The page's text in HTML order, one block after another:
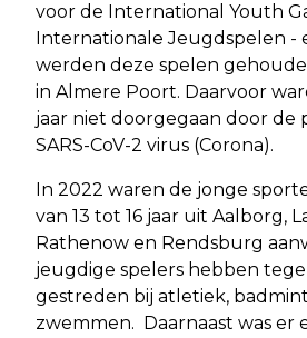
voor de International Youth
Internationale Jeugdspelen -
werden deze spelen
in Almere Poort. Daarvoor
jaar niet doorgegaan door de
SARS-CoV-2 virus (Corona).
In 2022 waren de jonge
van 13 tot 16 jaar uit Aalborg,
Rathenow en Rendsburg
jeugdige spelers hebben
gestreden bij atletiek,
zwemmen. Daarnaast was er